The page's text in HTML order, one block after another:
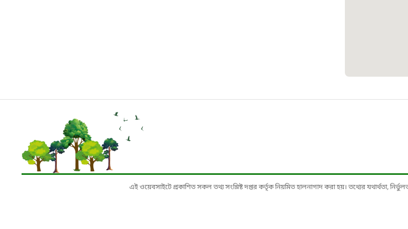
এই ওয়েবসাইটে প্রকাশিত সকল তথ্য সংশ্লিষ্ট দপ্তর কর্তৃক নিয়মিত হালনাগাদ করা হয়। তথ্যের যথার্থতা,